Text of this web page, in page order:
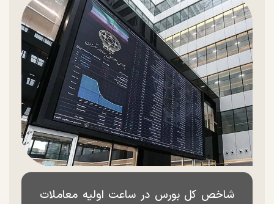
شاخص کل بورس در ساعت اولیه معاملات